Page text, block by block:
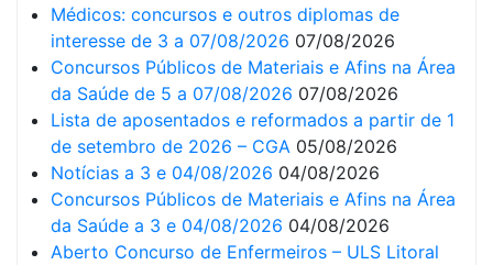
Médicos: concursos e outros diplomas de
interesse de 3 a 07/08/2026 07/08/2026
Concursos Públicos de Materiais e Afins na Área
da Saúde de 5 a 07/08/2026 07/08/2026
Lista de aposentados e reformados a partir de 1
de setembro de 2026 – CGA 05/08/2026
Notícias a 3 e 04/08/2026 04/08/2026
Concursos Públicos de Materiais e Afins na Área
da Saúde a 3 e 04/08/2026 04/08/2026
Aberto Concurso de Enfermeiros – ULS Litoral